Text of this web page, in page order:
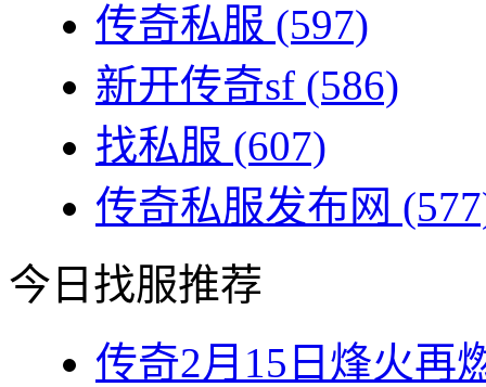
传奇私服 (597)
新开传奇sf (586)
找私服 (607)
传奇私服发布网
今日找服推荐
传奇2月15日烽火再